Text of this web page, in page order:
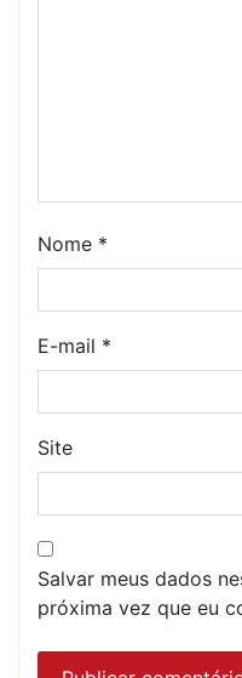
Nome *
E-mail *
Site
Salvar meus dados
próxima vez que eu